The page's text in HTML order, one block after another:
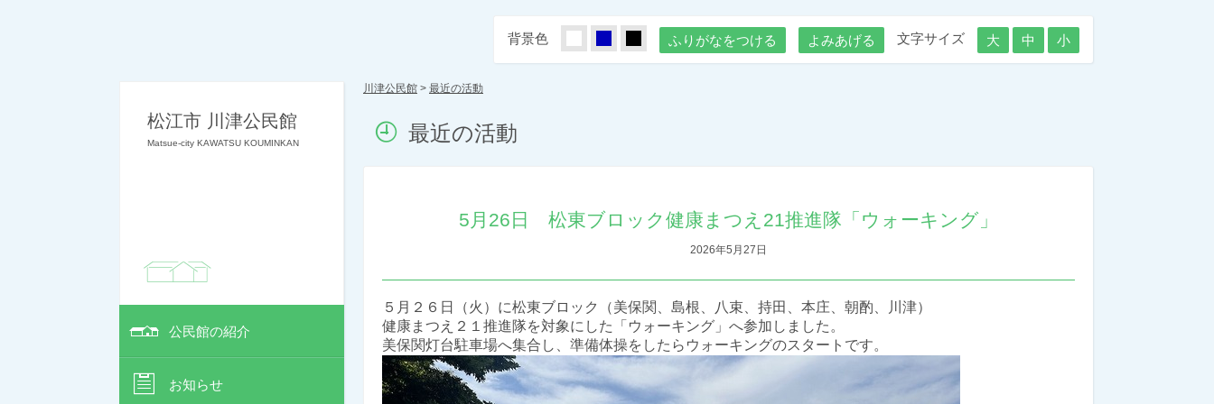
松江市 川津公民館
Matsue-city KAWATSU KOUMINKAN
公民館の紹介
お知らせ
背景色 ふりがなをつける よみあげる 文字サイズ 大 中 小
川津公民館 > 最近の活動
最近の活動
5月26日 松東ブロック健康まつえ21推進隊「ウォーキング」
2026年5月27日
５月２６日（火）に松東ブロック（美保関、島根、八束、持田、本庄、朝酌、川津）
健康まつえ２１推進隊を対象にした「ウォーキング」へ参加しました。
美保関灯台駐車場へ集合し、準備体操をしたらウォーキングのスタートです。